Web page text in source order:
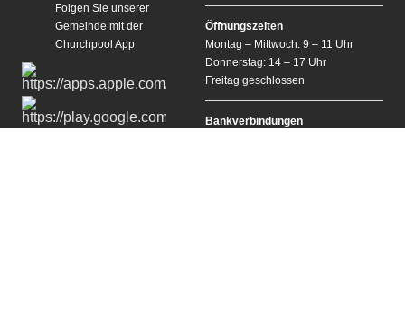
Folgen Sie unserer
Gemeinde mit der
Churchpool App
Öffnungszeiten
Montag – Mittwoch: 9 – 11 Uhr
Donnerstag: 14 – 17 Uhr
Freitag geschlossen
Bankverbindungen